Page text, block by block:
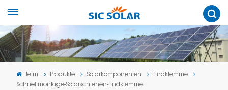
Heim Produkte Solarkomponenten
Endklemme
Schnellmontage-Solarschienen-Endklemme